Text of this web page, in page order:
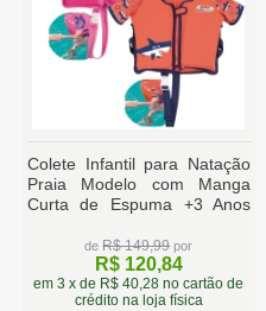
Colete Infantil para Natação
Praia Modelo com Manga
Curta de Espuma +3 Anos
deR$ 149,99por
R$ 120,84
em 3 x de R$ 40,28 no cartão de
crédito na loja física